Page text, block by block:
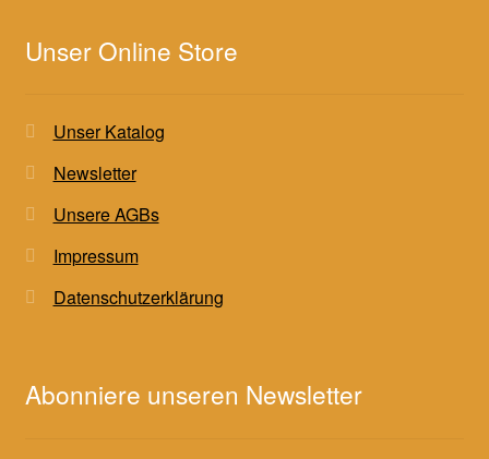
Unser Online Store
Unser Katalog
Newsletter
Unsere AGBs
Impressum
Datenschutzerklärung
Abonniere unseren Newsletter